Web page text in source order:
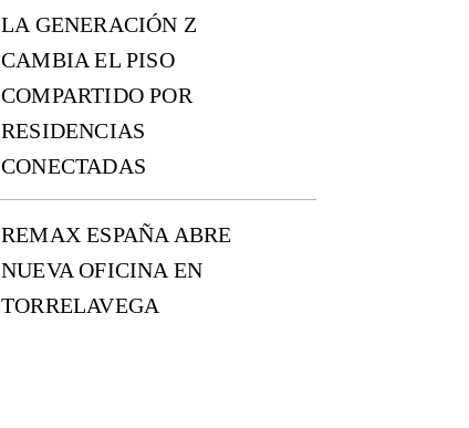
LA GENERACIÓN Z
CAMBIA EL PISO
COMPARTIDO POR
RESIDENCIAS
CONECTADAS
REMAX ESPAÑA ABRE
NUEVA OFICINA EN
TORRELAVEGA